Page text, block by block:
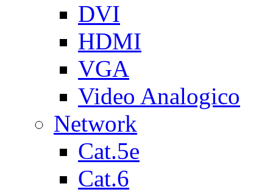
DVI
HDMI
VGA
Video Analogico
Network
Cat.5e
Cat.6